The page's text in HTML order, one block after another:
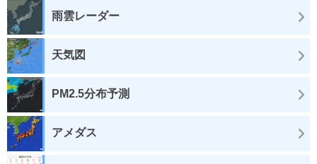
雨雲レーダー
天気図
PM2.5分布予測
アメダス